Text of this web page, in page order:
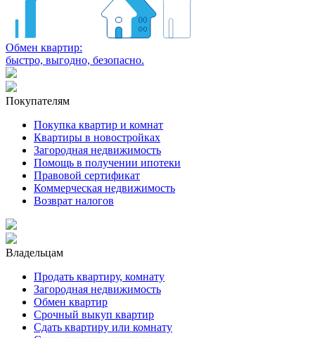
Обмен квартир:
быстро, выгодно, безопасно.
Покупателям
Покупка квартир и комнат
Квартиры в новостройках
Загородная недвижимость
Помощь в получении ипотеки
Правовой сертификат
Коммерческая недвижимость
Возврат налогов
Владельцам
Продать квартиру, комнату
Загородная недвижимость
Обмен квартир
Срочный выкуп квартир
Сдать квартиру или комнату